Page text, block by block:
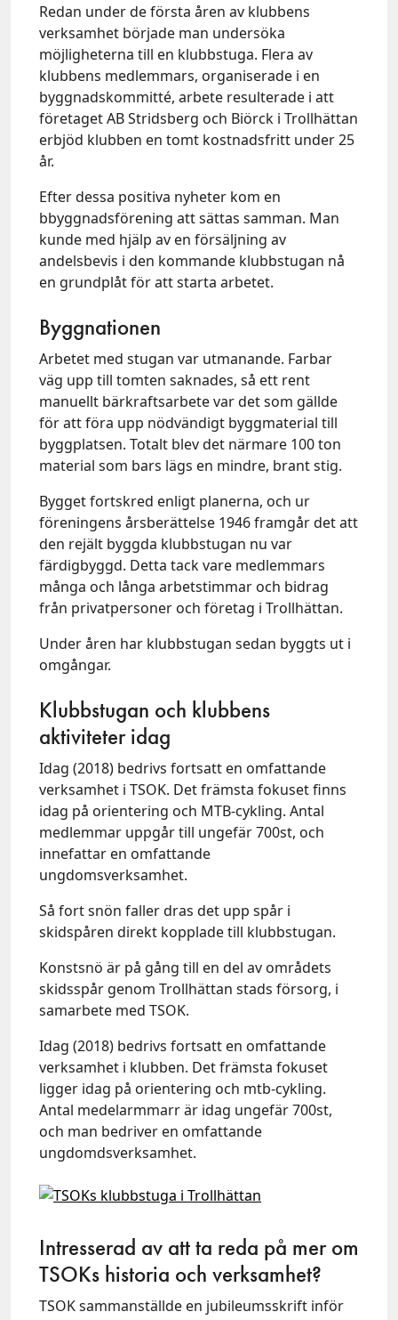
Redan under de första åren av klubbens
verksamhet började man undersöka
möjligheterna till en klubbstuga. Flera av
klubbens medlemmars, organiserade i en
byggnadskommitté, arbete resulterade i att
företaget AB Stridsberg och Biörck i Trollhättan
erbjöd klubben en tomt kostnadsfritt under 25
år.
Efter dessa positiva nyheter kom en
bbyggnadsförening att sättas samman. Man
kunde med hjälp av en försäljning av
andelsbevis i den kommande klubbstugan nå
en grundplåt för att starta arbetet.
Byggnationen
Arbetet med stugan var utmanande. Farbar
väg upp till tomten saknades, så ett rent
manuellt bärkraftsarbete var det som gällde
för att föra upp nödvändigt byggmaterial till
byggplatsen. Totalt blev det närmare 100 ton
material som bars lägs en mindre, brant stig.
Bygget fortskred enligt planerna, och ur
föreningens årsberättelse 1946 framgår det att
den rejält byggda klubbstugan nu var
färdigbyggd. Detta tack vare medlemmars
många och långa arbetstimmar och bidrag
från privatpersoner och företag i Trollhättan.
Under åren har klubbstugan sedan byggts ut i
omgångar.
Klubbstugan och klubbens
aktiviteter idag
Idag (2018) bedrivs fortsatt en omfattande
verksamhet i TSOK. Det främsta fokuset finns
idag på orientering och MTB-cykling. Antal
medlemmar uppgår till ungefär 700st, och
innefattar en omfattande
ungdomsverksamhet.
Så fort snön faller dras det upp spår i
skidspåren direkt kopplade till klubbstugan.
Konstsnö är på gång till en del av områdets
skidsspår genom Trollhättan stads försorg, i
samarbete med TSOK.
Idag (2018) bedrivs fortsatt en omfattande
verksamhet i klubben. Det främsta fokuset
ligger idag på orientering och mtb-cykling.
Antal medelarmmarr är idag ungefär 700st,
och man bedriver en omfattande
ungdomdsverksamhet.
Intresserad av att ta reda på mer om
TSOKs historia och verksamhet?
TSOK sammanställde en jubileumsskrift inför